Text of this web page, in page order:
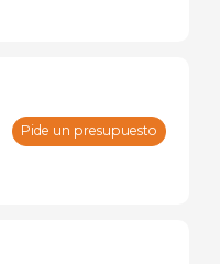
Pide un presupuesto